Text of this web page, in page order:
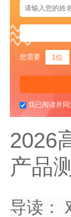
您需要 1位
我已阅读并
2026
产品
导读：